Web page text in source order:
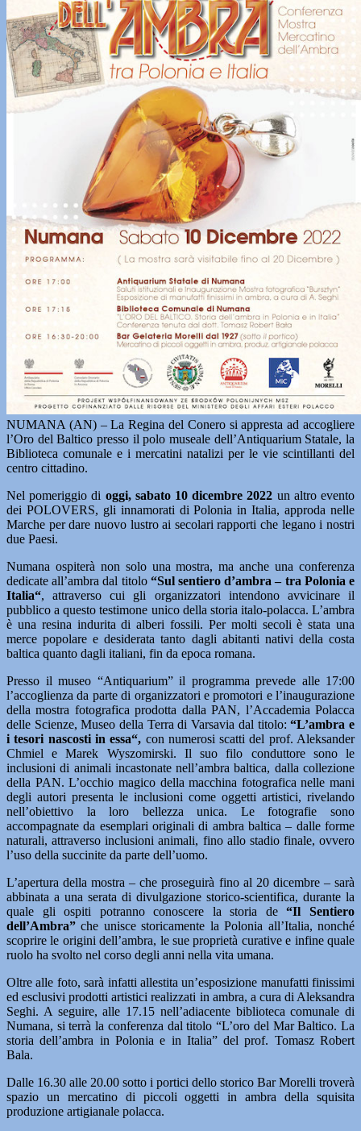
NUMANA (AN) – La Regina del Conero si appresta ad accogliere
l’Oro del Baltico presso il polo museale dell’Antiquarium Statale, la
Biblioteca comunale e i mercatini natalizi per le vie scintillanti del
centro cittadino.
Nel pomeriggio di oggi, sabato 10 dicembre 2022 un altro evento
dei POLOVERS, gli innamorati di Polonia in Italia, approda nelle
Marche per dare nuovo lustro ai secolari rapporti che legano i nostri
due Paesi.
Numana ospiterà non solo una mostra, ma anche una conferenza
dedicate all’ambra dal titolo “Sul sentiero d’ambra – tra Polonia e
Italia“, attraverso cui gli organizzatori intendono avvicinare il
pubblico a questo testimone unico della storia italo-polacca. L’ambra
è una resina indurita di alberi fossili. Per molti secoli è stata una
merce popolare e desiderata tanto dagli abitanti nativi della costa
baltica quanto dagli italiani, fin da epoca romana.
Presso il museo “Antiquarium” il programma prevede alle 17:00
l’accoglienza da parte di organizzatori e promotori e l’inaugurazione
della mostra fotografica prodotta dalla PAN, l’Accademia Polacca
delle Scienze, Museo della Terra di Varsavia dal titolo: “L’ambra e
i tesori nascosti in essa“, con numerosi scatti del prof. Aleksander
Chmiel e Marek Wyszomirski. Il suo filo conduttore sono le
inclusioni di animali incastonate nell’ambra baltica, dalla collezione
della PAN. L’occhio magico della macchina fotografica nelle mani
degli autori presenta le inclusioni come oggetti artistici, rivelando
nell’obiettivo la loro bellezza unica. Le fotografie sono
accompagnate da esemplari originali di ambra baltica – dalle forme
naturali, attraverso inclusioni animali, fino allo stadio finale, ovvero
l’uso della succinite da parte dell’uomo.
L’apertura della mostra – che proseguirà fino al 20 dicembre – sarà
abbinata a una serata di divulgazione storico-scientifica, durante la
quale gli ospiti potranno conoscere la storia de“Il Sentiero
dell’Ambra” che unisce storicamente la Polonia all’Italia, nonché
scoprire le origini dell’ambra, le sue proprietà curative e infine quale
ruolo ha svolto nel corso degli anni nella vita umana.
Oltre alle foto, sarà infatti allestita un’esposizione manufatti finissimi
ed esclusivi prodotti artistici realizzati in ambra, a cura di Aleksandra
Seghi. A seguire, alle 17.15 nell’adiacente biblioteca comunale di
Numana, si terrà la conferenza dal titolo “L’oro del Mar Baltico. La
storia dell’ambra in Polonia e in Italia” del prof. Tomasz Robert
Bala.
Dalle 16.30 alle 20.00 sotto i portici dello storico Bar Morelli troverà
spazio un mercatino di piccoli oggetti in ambra della squisita
produzione artigianale polacca.